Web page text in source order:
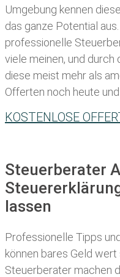
Umgebung kennen
das ganze Potential
professionelle
viele meinen, und
diese meist mehr als
Offerten noch heute
KOSTENLOSE
Steuerberater
lassen
Professionelle Tipps
können bares Geld wert
Steuerberater machen